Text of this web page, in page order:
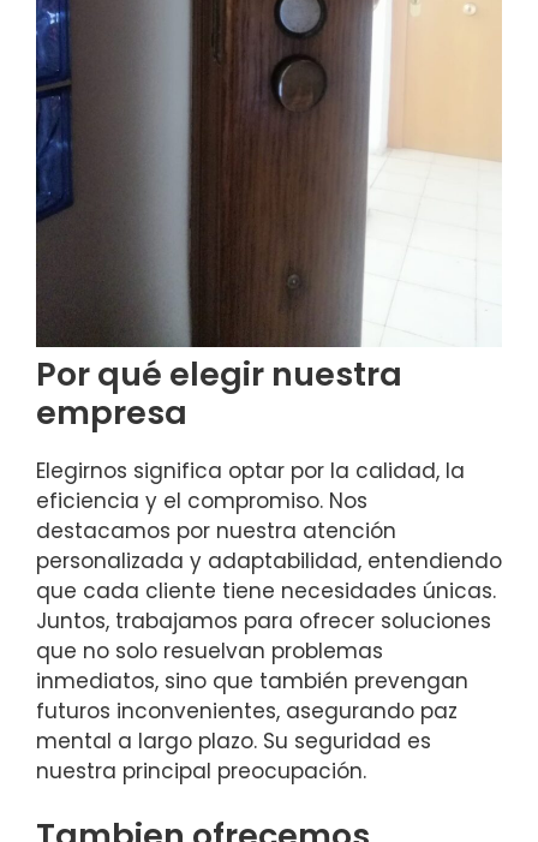
Por qué elegir nuestra
empresa
Elegirnos significa optar por la calidad, la
eficiencia y el compromiso. Nos
destacamos por nuestra atención
personalizada y adaptabilidad, entendiendo
que cada cliente tiene necesidades únicas.
Juntos, trabajamos para ofrecer soluciones
que no solo resuelvan problemas
inmediatos, sino que también prevengan
futuros inconvenientes, asegurando paz
mental a largo plazo. Su seguridad es
nuestra principal preocupación.